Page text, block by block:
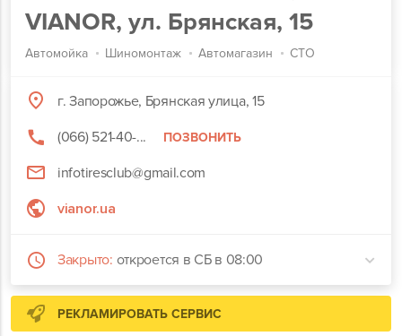
VIANOR, ул. Брянская, 15
Автомойка Шиномонтаж Автомагазин СТО
г. Запорожье, Брянская улица, 15
(066) 521-40-...
ПОЗВОНИТЬ
infotiresclub@gmail.com
vianor.ua
Закрыто: откроется в СБ в 08:00
РЕКЛАМИРОВАТЬ СЕРВИС